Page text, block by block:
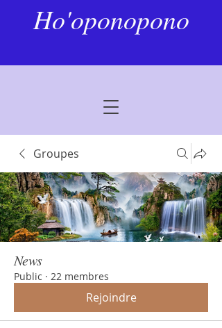
Ho'oponopono
Groupes
News
Public · 22 membres
Rejoindre